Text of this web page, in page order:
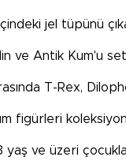
içindeki jel tüpünü
ve Antik Kum'u
T-Rex,
figürleri
yaş ve üzeri